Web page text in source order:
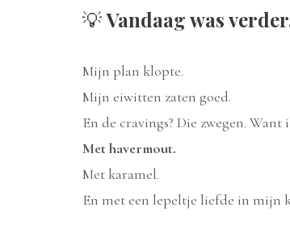
💡Vandaag was
Mijn plan klopte.
Mijn eiwitten zaten goed.
En de cravings? Die zwegen. Want
Met havermout.
Met karamel.
En met een lepeltje liefde in mijn